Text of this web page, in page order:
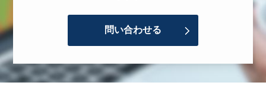
問い合わせる